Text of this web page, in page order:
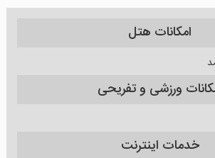
امکانات هتل
ورزشی و تفریحی
خدمات اینترنت